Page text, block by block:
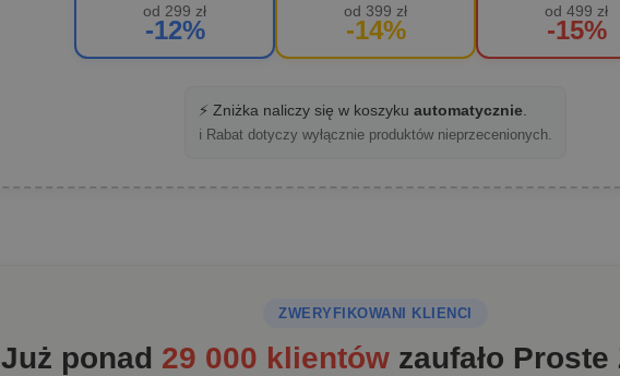
od 299 zł
-12%
od 399 zł
-14%
od 499 zł
-15%
⚡ Zniżka naliczy się w koszyku automatycznie
ℹ️ Rabat dotyczy wyłącznie produktów nieprzecenionych.
ZWERYFIKOWANI KLIENCI
Już ponad 29 000 klientów zaufało